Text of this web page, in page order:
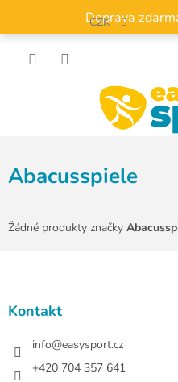
obsah
Doprava
CZK
Abacusspiele
Žádné produkty značky
Kontakt
info@easysport.cz
+420 704 357 641